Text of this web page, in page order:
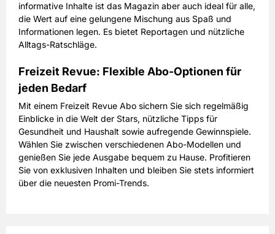
informative Inhalte ist das Magazin aber auch ideal für alle,
die Wert auf eine gelungene Mischung aus Spaß und
Informationen legen. Es bietet Reportagen und nützliche
Alltags-Ratschläge.
Freizeit Revue: Flexible Abo-Optionen für
jeden Bedarf
Mit einem Freizeit Revue Abo sichern Sie sich regelmäßig
Einblicke in die Welt der Stars, nützliche Tipps für
Gesundheit und Haushalt sowie aufregende Gewinnspiele.
Wählen Sie zwischen verschiedenen Abo-Modellen und
genießen Sie jede Ausgabe bequem zu Hause. Profitieren
Sie von exklusiven Inhalten und bleiben Sie stets informiert
über die neuesten Promi-Trends.